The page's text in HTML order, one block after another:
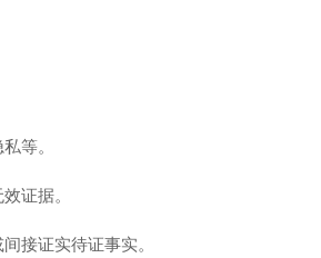
等。
证据。
接证实待证事实。